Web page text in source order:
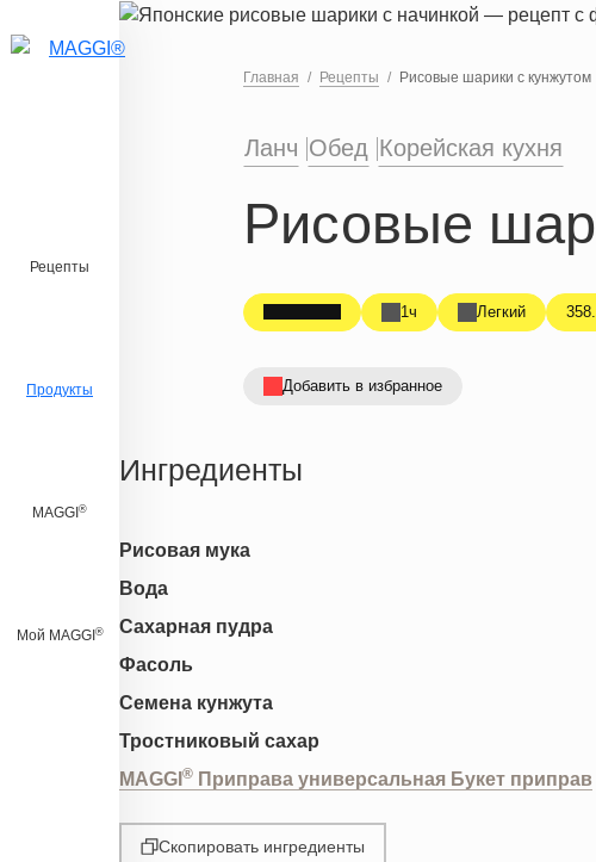
Перейти к основному содержанию
Рецепты
Продукты
MAGGI ®
Мой MAGGI ®
Главная Рецепты Рисовые шарики с кунжутом
Ланч Обед Корейская кухня
Рисовые
1ч Легкий
Добавить в избранное
Ингредиенты
Рисовая мука
Вода
Сахарная пудра
Фасоль
Семена кунжута
Тростниковый сахар
MAGGI ® Приправа универсальная Букет приправ
Скопировать ингредиенты